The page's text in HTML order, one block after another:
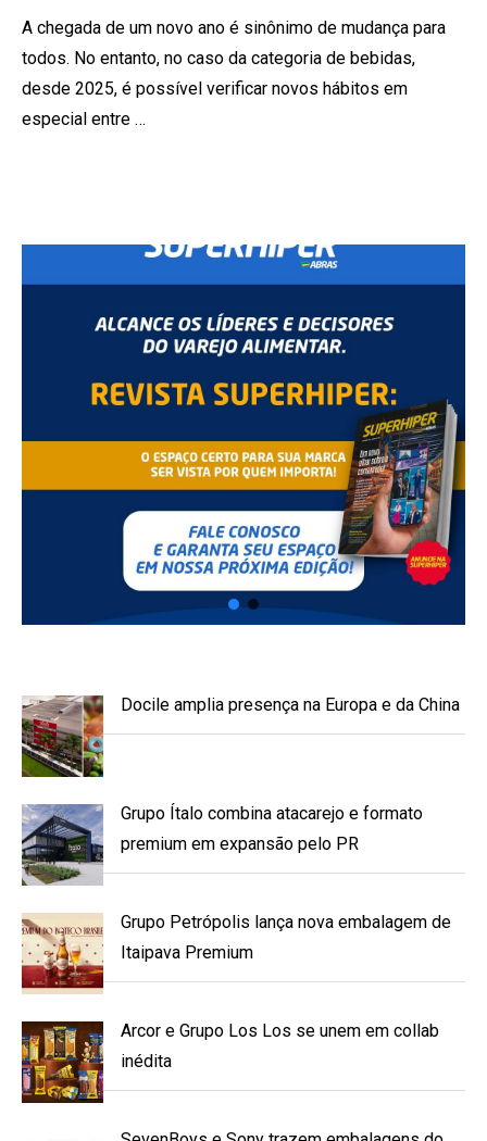
A chegada de um novo ano é sinônimo de mudança para
todos. No entanto, no caso da categoria de bebidas,
desde 2025, é possível verificar novos hábitos em
especial entre …
Docile amplia presença na Europa e da China
Grupo Ítalo combina atacarejo e formato
premium em expansão pelo PR
Grupo Petrópolis lança nova embalagem de
Itaipava Premium
Arcor e Grupo Los Los se unem em collab
inédita